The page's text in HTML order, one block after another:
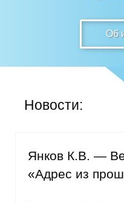
Выпуски
Общие
Об
Новости:
Янков К.В. —
«Адрес из